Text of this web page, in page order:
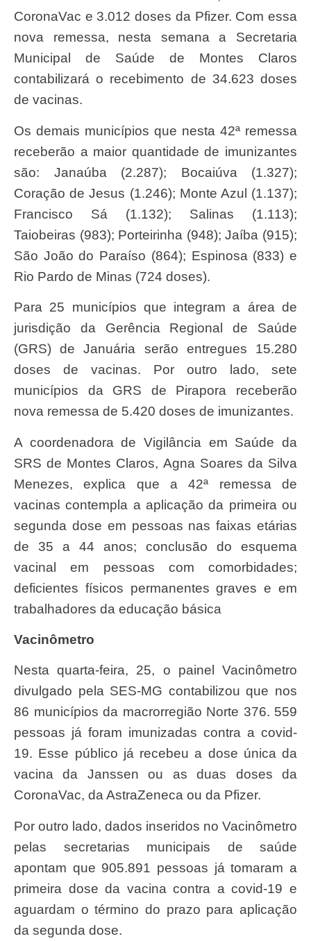
CoronaVac e 3.012 doses da Pfizer. Com essa
nova remessa, nesta semana a Secretaria
Municipal de Saúde de Montes Claros
contabilizará o recebimento de 34.623 doses
de vacinas.
Os demais municípios que nesta 42ª remessa
receberão a maior quantidade de imunizantes
são: Janaúba (2.287); Bocaiúva (1.327);
Coração de Jesus (1.246); Monte Azul (1.137);
Francisco Sá (1.132); Salinas (1.113);
Taiobeiras (983); Porteirinha (948); Jaíba (915);
São João do Paraíso (864); Espinosa (833) e
Rio Pardo de Minas (724 doses).
Para 25 municípios que integram a área de
jurisdição da Gerência Regional de Saúde
(GRS) de Januária serão entregues 15.280
doses de vacinas. Por outro lado, sete
municípios da GRS de Pirapora receberão
nova remessa de 5.420 doses de imunizantes.
A coordenadora de Vigilância em Saúde da
SRS de Montes Claros, Agna Soares da Silva
Menezes, explica que a 42ª remessa de
vacinas contempla a aplicação da primeira ou
segunda dose em pessoas nas faixas etárias
de 35 a 44 anos; conclusão do esquema
vacinal em pessoas com comorbidades;
deficientes físicos permanentes graves e em
trabalhadores da educação básica
Vacinômetro
Nesta quarta-feira, 25, o painel Vacinômetro
divulgado pela SES-MG contabilizou que nos
86 municípios da macrorregião Norte 376. 559
pessoas já foram imunizadas contra a covid-
19. Esse público já recebeu a dose única da
vacina da Janssen ou as duas doses da
CoronaVac, da AstraZeneca ou da Pfizer.
Por outro lado, dados inseridos no Vacinômetro
pelas secretarias municipais de saúde
apontam que 905.891 pessoas já tomaram a
primeira dose da vacina contra a covid-19 e
aguardam o término do prazo para aplicação
da segunda dose.